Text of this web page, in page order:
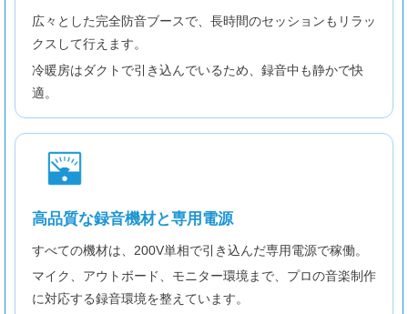
広々とした完全防音ブースで、長時間のセッションもリラッ
クスして行えます。
冷暖房はダクトで引き込んでいるため、録音中も静かで快
適。
高品質な録音機材と専用電源
すべての機材は、200V単相で引き込んだ専用電源で稼働。
マイク、アウトボード、モニター環境まで、プロの音楽制作
に対応する録音環境を整えています。